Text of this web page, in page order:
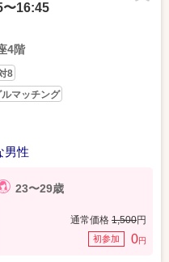
〜16:45
4階
8
マッチング
男性
23〜29歳
通常価格 1,500円
初参加 0円